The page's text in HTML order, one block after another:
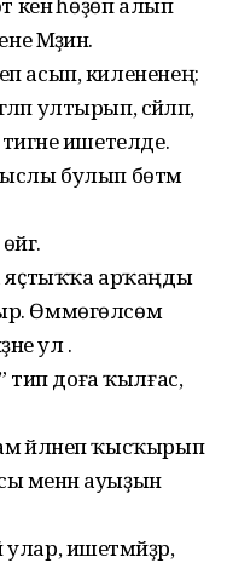
Мәҙинә.
асып, килененең:
ултырып, сәйләп,
ишетелде.
булып бөтәм
яҫтыҡҡа арҡаңды
Өммөгөлсөм
ул .
доға ҡылғас,
әйләнеп ҡысҡырып
менән ауыҙын
ишетмәйҙәр,